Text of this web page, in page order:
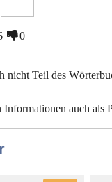
0
nicht Teil des
auch als